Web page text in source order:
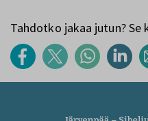
Tahdotko jakaa jutun?